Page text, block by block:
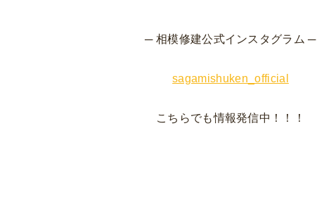
─ 相模修建公式インスタグラム ─
sagamishuken_official
こちらでも情報発信中！！！